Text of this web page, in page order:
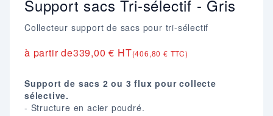
Support sacs Tri-sélectif - Gris
Collecteur support de sacs pour tri-sélectif
à partir de339,00 € HT(406,80 € TTC)
Support de sacs 2 ou 3 flux pour collecte
sélective.
- Structure en acier poudré.